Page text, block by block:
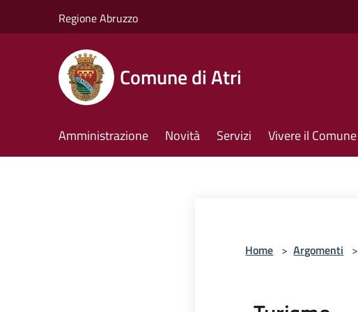
Regione Abruzzo
Comune di Atri
Amministrazione Novità Servizi Vivere il Comune
Home > Argomenti >